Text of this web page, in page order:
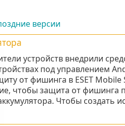
версии
устройств внедрили
под управлением
от фишинга в ESET
чтобы защита от фишинга
Чтобы создать